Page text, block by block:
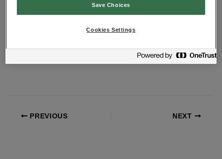
ARBETSBESKRIVNING
Väg upp ingredienserna och kör på låg hastighet i 10 min.
PREVIOUS NEXT
Save Choices
Cookies Settings